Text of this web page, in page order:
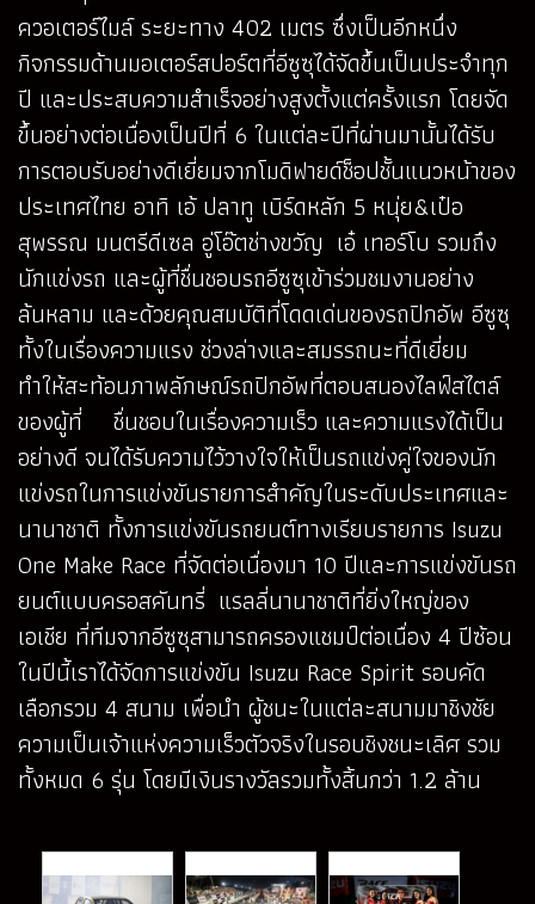
ควอเตอร์ไมล์ ระยะทาง 402 เมตร ซึ่งเป็นอีกหนึ่ง
กิจกรรมด้านมอเตอร์สปอร์ตที่อีซูซุได้จัดขึ้นเป็นประจำทุก
ปี และประสบความสำเร็จอย่างสูงตั้งแต่ครั้งแรก โดยจัด
ขึ้นอย่างต่อเนื่องเป็นปีที่ 6 ในแต่ละปีที่ผ่านมานั้นได้รับ
การตอบรับอย่างดีเยี่ยมจากโมดิฟายด์ช็อปชั้นแนวหน้าของ
ประเทศไทย อาทิ เอ้ ปลาทู เบิร์ดหลัก 5 หนุ่ย&เป๋อ
สุพรรณ มนตรีดีเซล อู่โอ๊ตช่างขวัญ เอ๋ เทอร์โบ รวมถึง
นักแข่งรถ และผู้ที่ชื่นชอบรถอีซูซุเข้าร่วมชมงานอย่าง
ล้นหลาม และด้วยคุณสมบัติที่โดดเด่นของรถปิกอัพ อีซูซุ
ทั้งในเรื่องความแรง ช่วงล่างและสมรรถนะที่ดีเยี่ยม
ทำให้สะท้อนภาพลักษณ์รถปิกอัพที่ตอบสนองไลฟ์สไตล์
ของผู้ที่ ชื่นชอบในเรื่องความเร็ว และความแรงได้เป็น
อย่างดี จนได้รับความไว้วางใจให้เป็นรถแข่งคู่ใจของนัก
แข่งรถในการแข่งขันรายการสำคัญในระดับประเทศและ
นานาชาติ ทั้งการแข่งขันรถยนต์ทางเรียบรายการ Isuzu
One Make Race ที่จัดต่อเนื่องมา 10 ปีและการแข่งขันรถ
ยนต์แบบครอสคันทรี่ แรลลี่นานาชาติที่ยิ่งใหญ่ของ
เอเชีย ที่ทีมจากอีซูซุสามารถครองแชมป์ต่อเนื่อง 4 ปีซ้อน
ในปีนี้เราได้จัดการแข่งขัน Isuzu Race Spirit รอบคัด
เลือกรวม 4 สนาม เพื่อนำ ผู้ชนะในแต่ละสนามมาชิงชัย
ความเป็นเจ้าแห่งความเร็วตัวจริงในรอบชิงชนะเลิศ รวม
ทั้งหมด 6 รุ่น โดยมีเงินรางวัลรวมทั้งสิ้นกว่า 1.2 ล้าน